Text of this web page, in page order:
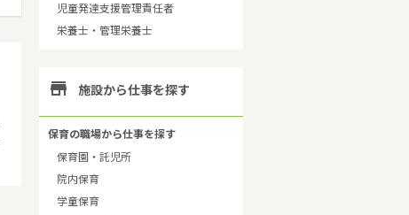
児童発達支援管理責任者
栄養士・管理栄養士
 施設から仕事を探す
保育の職場から仕事を探す
保育園・託児所
院内保育
学童保育